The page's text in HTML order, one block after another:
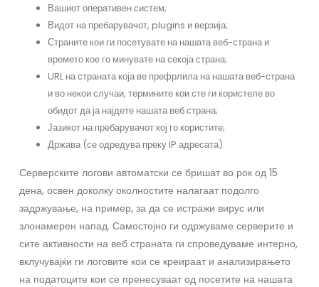
Вашиот оперативен систем;
Видот на пребарувачот, plugins и верзија;
Страните кои ги посетувате на нашата веб-страна и
времето кое го минувате на секоја страна;
URL на страната која ве префрлила на нашата веб-страна
и во некои случаи, термините кои сте ги користеле во
обидот да ја најдете нашата веб страна;
Јазикот на пребарувачот кој го користите;
Држава (се одредува преку IP адресата).
Серверските логови автоматски се бришат во рок од 15
дена, освен доколку околностите налагаат подолго
задржување, на пример, за да се истражи вирус или
злонамерен напад. Самостојно ги одржуваме серверите и
сите активности на веб страната ги спроведуваме интерно,
вклучувајќи ги логовите кои се креираат и анализирањето
на податоците кои се пренесуваат од посетите на нашата